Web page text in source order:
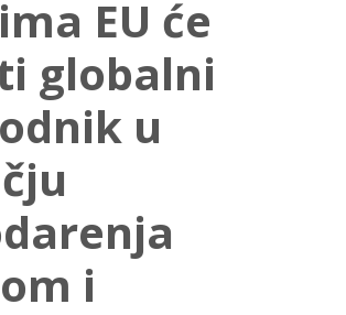
EU će
globalni
u
i